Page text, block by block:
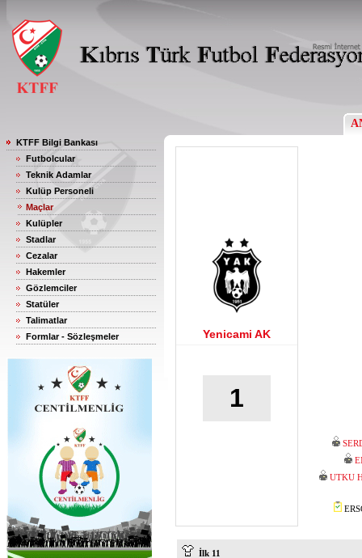
KTFF Bilgi Bankası
Futbolcular
Teknik Adamlar
Kulüp Personeli
Maçlar
Kulüpler
Stadlar
Cezalar
Hakemler
Gözlemciler
Statüler
Talimatlar
Formlar - Sözleşmeler
Yenicami AK
1
UTKU
İlk 11